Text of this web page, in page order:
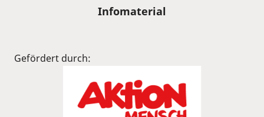
Infomaterial
Gefördert durch: